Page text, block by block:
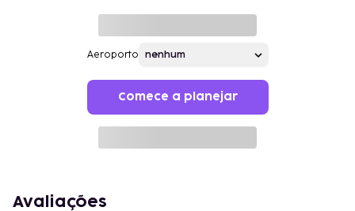
Aeroporto
Comece a planejar
Avaliações